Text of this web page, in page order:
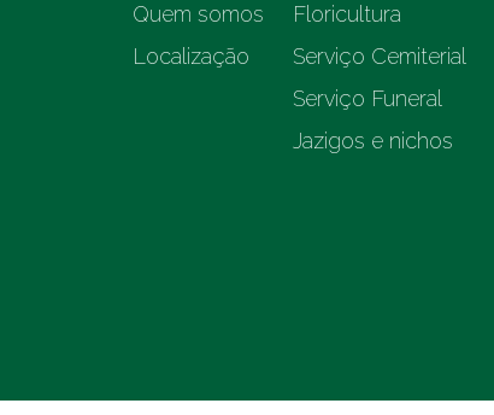
Quem somos
Localização
Floricultura
Serviço Cemiterial
Serviço Funeral
Jazigos e nichos